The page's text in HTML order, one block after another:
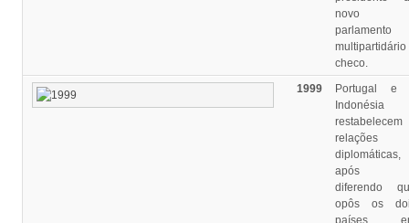
novo
parlamento
multipartidário
checo.
1999
Portugal e
Indonésia
restabelecem
relações
diplomáticas,
após
diferendo
opôs os
países